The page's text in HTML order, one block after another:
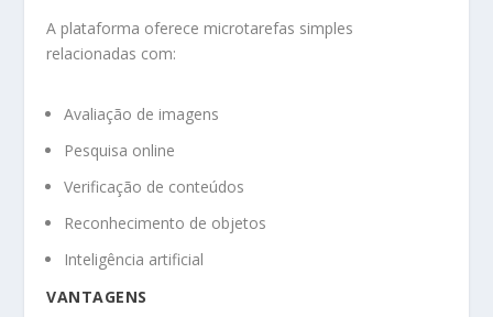
A plataforma oferece microtarefas simples
relacionadas com:
Avaliação de imagens
Pesquisa online
Verificação de conteúdos
Reconhecimento de objetos
Inteligência artificial
VANTAGENS